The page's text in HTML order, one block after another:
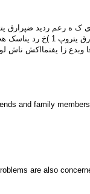
وبدع زا یفنمااکش ناش
and family
are also